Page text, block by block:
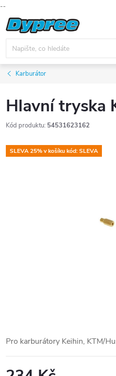
--
Přejít
na
obsah
Karburátor
Hlavní tryska
Kód produktu: 54531623162
SLEVA 25% v košíku kód: SLEVA
Pro karburátory Keihin, KTM/